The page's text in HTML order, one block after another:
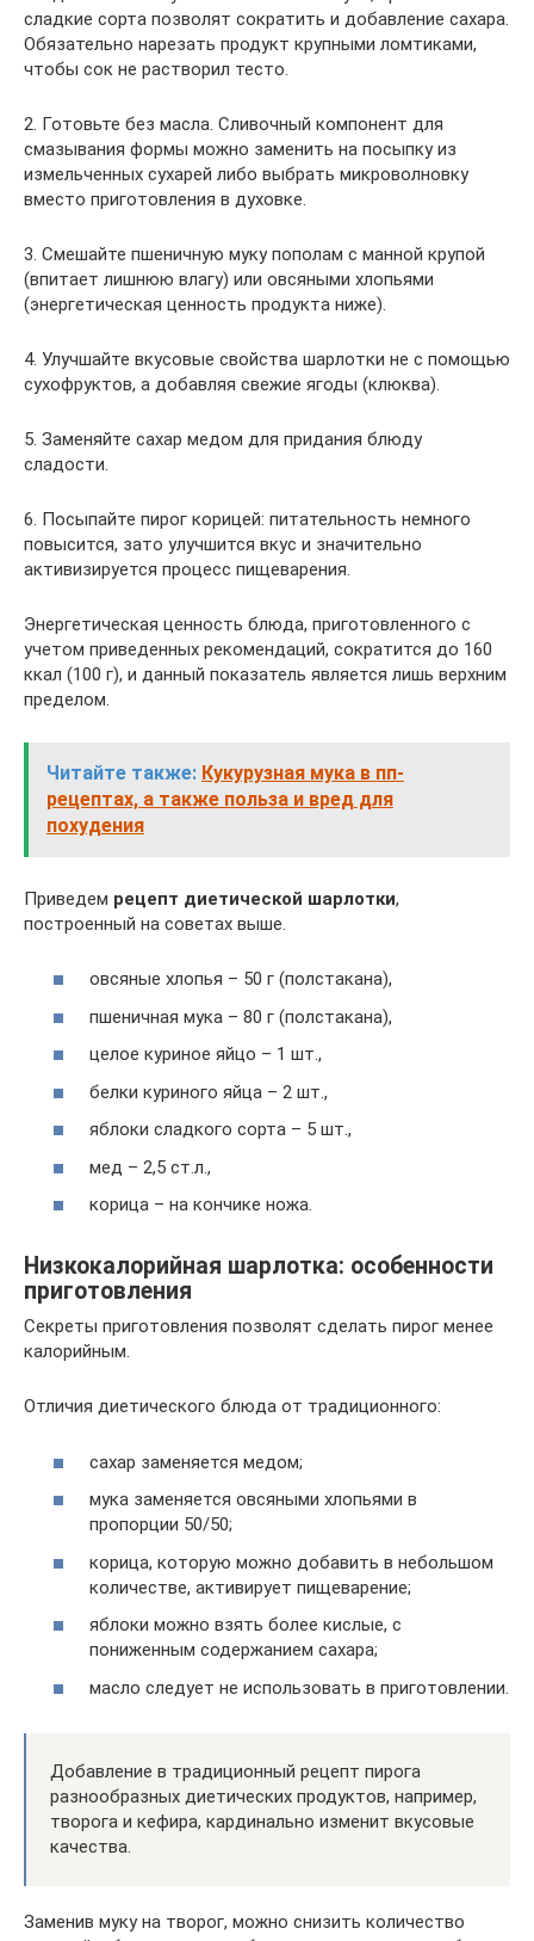
сладкие сорта позволят сократить и добавление сахара.
Обязательно нарезать продукт крупными ломтиками,
чтобы сок не растворил тесто.
2. Готовьте без масла. Сливочный компонент для
смазывания формы можно заменить на посыпку из
измельченных сухарей либо выбрать микроволновку
вместо приготовления в духовке.
3. Смешайте пшеничную муку пополам с манной крупой
(впитает лишнюю влагу) или овсяными хлопьями
(энергетическая ценность продукта ниже).
4. Улучшайте вкусовые свойства шарлотки не с помощью
сухофруктов, а добавляя свежие ягоды (клюква).
5. Заменяйте сахар медом для придания блюду
сладости.
6. Посыпайте пирог корицей: питательность немного
повысится, зато улучшится вкус и значительно
активизируется процесс пищеварения.
Энергетическая ценность блюда, приготовленного с
учетом приведенных рекомендаций, сократится до 160
ккал (100 г), и данный показатель является лишь верхним
пределом.
Читайте также: Кукурузная мука в пп-
рецептах, а также польза и вред для
похудения
Приведем рецепт диетической шарлотки,
построенный на советах выше.
овсяные хлопья – 50 г (полстакана),
пшеничная мука – 80 г (полстакана),
целое куриное яйцо – 1 шт.,
белки куриного яйца – 2 шт.,
яблоки сладкого сорта – 5 шт.,
мед – 2,5 ст.л.,
корица – на кончике ножа.
Низкокалорийная шарлотка: особенности
приготовления
Секреты приготовления позволят сделать пирог менее
калорийным.
Отличия диетического блюда от традиционного:
сахар заменяется медом;
мука заменяется овсяными хлопьями в
пропорции 50/50;
корица, которую можно добавить в небольшом
количестве, активирует пищеварение;
яблоки можно взять более кислые, с
пониженным содержанием сахара;
масло следует не использовать в приготовлении.
Добавление в традиционный рецепт пирога
разнообразных диетических продуктов, например,
творога и кефира, кардинально изменит вкусовые
качества.
Заменив муку на творог, можно снизить количество